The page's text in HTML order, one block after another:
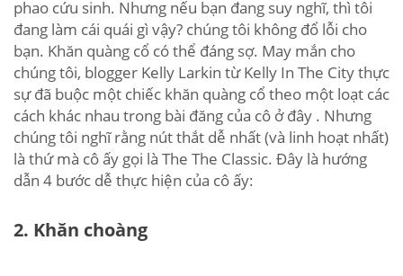
phao cứu sinh. Nhưng nếu bạn đang suy nghĩ, thì tôi
đang làm cái quái gì vậy? chúng tôi không đổ lỗi cho
bạn. Khăn quàng cổ có thể đáng sợ. May mắn cho
chúng tôi, blogger Kelly Larkin từ Kelly In The City thực
sự đã buộc một chiếc khăn quàng cổ theo một loạt các
cách khác nhau trong bài đăng của cô ở đây . Nhưng
chúng tôi nghĩ rằng nút thắt dễ nhất (và linh hoạt nhất)
là thứ mà cô ấy gọi là The The Classic. Đây là hướng
dẫn 4 bước dễ thực hiện của cô ấy:
2. Khăn choàng